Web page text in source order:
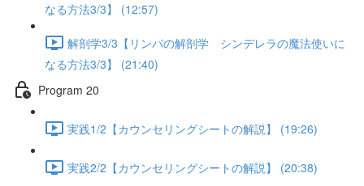
なる方法3/3】 (12:57)
解剖学3/3【リンパの解剖学 シンデレラの魔法使いに
なる方法3/3】 (21:40)
Program 20
実践1/2【カウンセリングシートの解説】 (19:26)
実践2/2【カウンセリングシートの解説】 (20:38)